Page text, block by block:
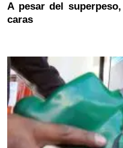
A pesar del
caras